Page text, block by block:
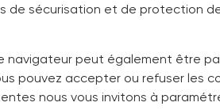
sécurisation et de protection
peut également être
pouvez accepter ou refuser les
nous vous invitons à